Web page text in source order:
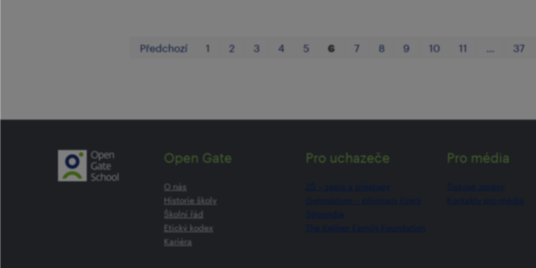
Předchozí 1 2 3 4 5 6 7 8 9 10 11 37
Open Gate
O nás
Historie školy
Školní řád
Etický kodex
Kariéra
Pro uchazeče Pro média